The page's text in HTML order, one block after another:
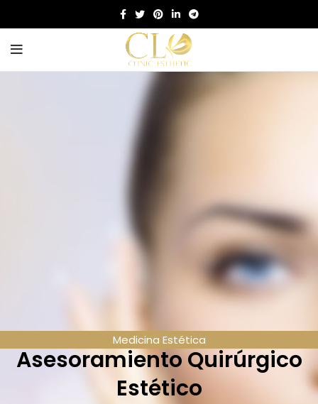
Medicina Estética
Asesoramiento Quirúrgico
Estético